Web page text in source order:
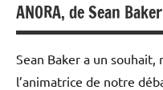
ANORA, de Sean Baker
Sean Baker a un souhait,
l’animatrice de notre